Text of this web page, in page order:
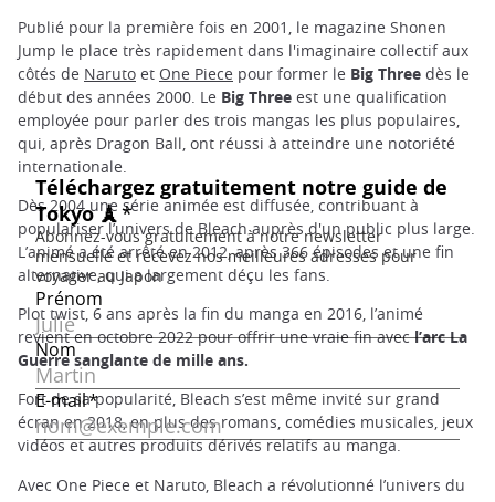
Publié pour la première fois en 2001, le magazine Shonen
Jump le place très rapidement dans l'imaginaire collectif aux
côtés de Naruto et One Piece pour former le Big Three dès le
début des années 2000. Le Big Three est une qualification
employée pour parler des trois mangas les plus populaires,
qui, après Dragon Ball, ont réussi à atteindre une notoriété
internationale.
Dès 2004 une série animée est diffusée, contribuant à
populariser l’univers de Bleach auprès d'un public plus large.
L’animé a été arrêté en 2012, après 366 épisodes et une fin
alternative, qui a largement déçu les fans.
Plot twist, 6 ans après la fin du manga en 2016, l’animé
revient en octobre 2022 pour offrir une vraie fin avecl’arcLa
Guerre sanglante de mille ans.
Fort de sa popularité, Bleach s’est même invité sur grand
écran en 2018, en plus des romans, comédies musicales, jeux
vidéos et autres produits dérivés relatifs au manga.
Avec One Piece et Naruto, Bleach a révolutionné l’univers du